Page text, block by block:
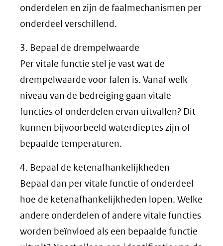
onderdelen en zijn de faalmechanismen per
onderdeel verschillend.
3. Bepaal de drempelwaarde
Per vitale functie stel je vast wat de
drempelwaarde voor falen is. Vanaf welk
niveau van de bedreiging gaan vitale
functies of onderdelen ervan uitvallen? Dit
kunnen bijvoorbeeld waterdieptes zijn of
bepaalde temperaturen.
4. Bepaal de ketenafhankelijkheden
Bepaal dan per vitale functie of onderdeel
hoe de ketenafhankelijkheden lopen. Welke
andere onderdelen of andere vitale functies
worden beïnvloed als een bepaalde functie